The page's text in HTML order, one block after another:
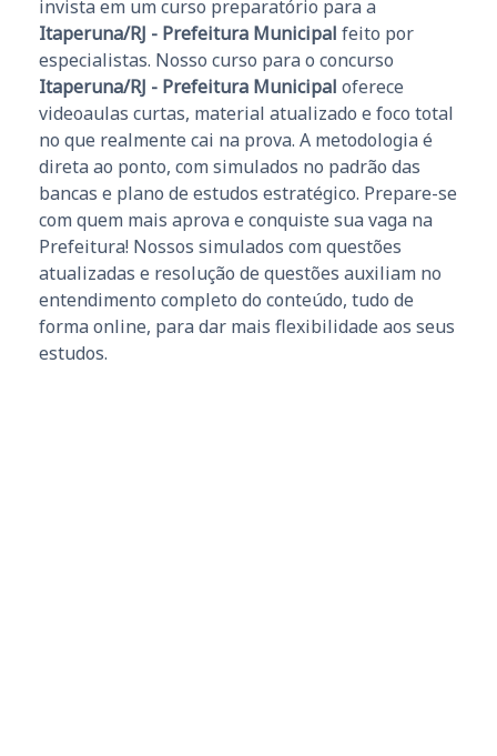
invista em um curso preparatório para a
Itaperuna/RJ - Prefeitura Municipal feito por
especialistas. Nosso curso para o concurso
Itaperuna/RJ - Prefeitura Municipal oferece
videoaulas curtas, material atualizado e foco total
no que realmente cai na prova. A metodologia é
direta ao ponto, com simulados no padrão das
bancas e plano de estudos estratégico. Prepare-se
com quem mais aprova e conquiste sua vaga na
Prefeitura! Nossos simulados com questões
atualizadas e resolução de questões auxiliam no
entendimento completo do conteúdo, tudo de
forma online, para dar mais flexibilidade aos seus
estudos.